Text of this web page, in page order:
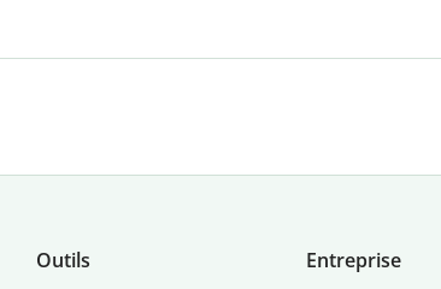
Outils
Entreprise